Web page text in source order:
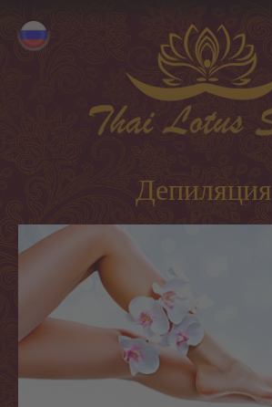
Eesti
О НАС
Классический массаж
SPA-программы
Тайские программы
Уход за лицом
Депиляция